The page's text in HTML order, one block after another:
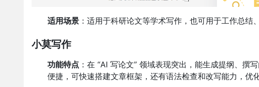
适用场景 ：适用于科研论文等学术写作，也可用于工作总结
小莫写作
功能特点 ：在 “AI 写论文” 领域表现突出，能生成提纲、撰
便捷，可快速搭建文章框架，还有语法检查和改写能力，优